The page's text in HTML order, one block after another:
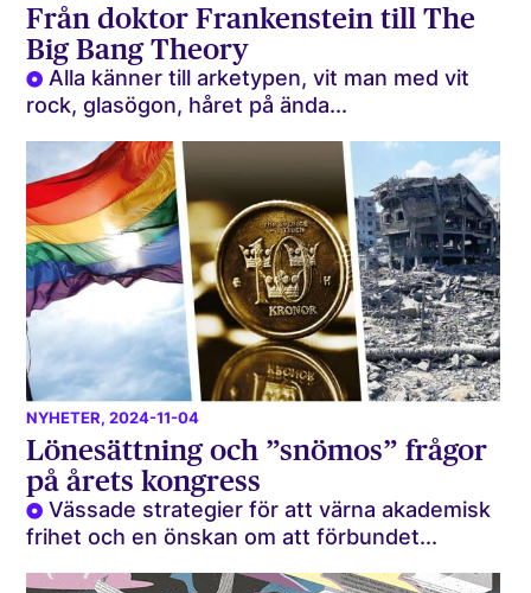
Från doktor Frankenstein till The
Big Bang Theory
Alla känner till arketypen, vit man med vit
rock, glasögon, håret på ända...
NYHETER, 2024-11-04
Löne­sättning och ”snömos” frågor
på årets kongress
Vässade strategier för att värna akademisk
frihet och en önskan om att förbundet...